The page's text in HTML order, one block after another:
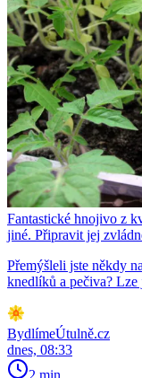
Fantastické hnojivo z
jiné. Připravit jej
Přemýšleli jste někdy
knedlíků a pečiva?
BydlímeÚtulně.cz
dnes, 08:33
2 min